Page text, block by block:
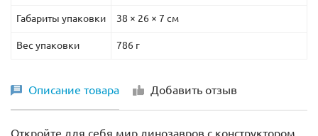
Габариты упаковки 38 × 26 × 7 см
Вес упаковки 786 г
Описание товара Добавить отзыв
Откройте для себя мир динозавров с конструктором